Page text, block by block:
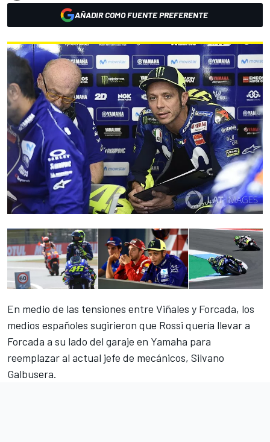
AÑADIR COMO FUENTE PREFERENTE
En medio de las tensiones entre Viñales y Forcada, los
medios españoles sugirieron que Rossi quería llevar a
Forcada a su lado del garaje en Yamaha para
reemplazar al actual jefe de mecánicos, Silvano
Galbusera.